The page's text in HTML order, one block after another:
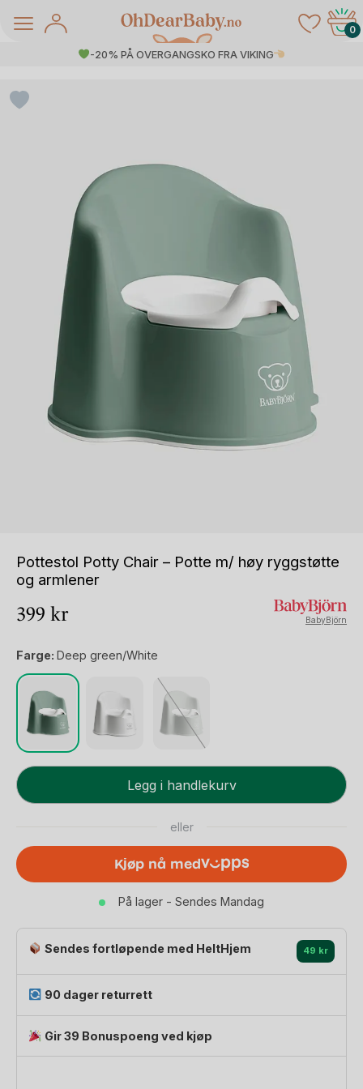
0
-20% PÅ OVERGANGSKO FRA VIKING
Pottestol Potty Chair – Potte m/ høy ryggstøtte
og armlener
399 kr BabyBjörn
Farge: Deep green/White
Pottestol
Potty
Potte
m/
og
armlener
Legg i handlekurv
eller
Kjøp nå med
På lager - Sendes Mandag
Sendes fortløpende med HeltHjem 49 kr
90 dager returrett
Gir 39 Bonuspoeng ved kjøp